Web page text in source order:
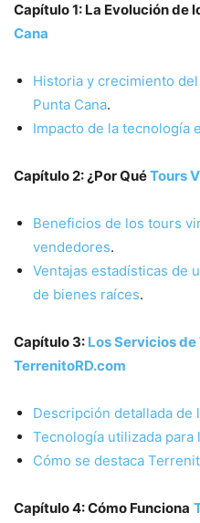
Capítulo 1: La Evolución de
Cana
Historia y crecimiento
Punta Cana.
Impacto de la tecnología
Capítulo 2: ¿Por QuéTours
Beneficios de los tours
vendedores.
Ventajas estadísticas de
de bienes raíces.
Capítulo 3: Los Servicios
TerrenitoRD.com
Descripción detallada
Tecnología utilizada
Cómo se destaca
Capítulo 4: Cómo Funciona